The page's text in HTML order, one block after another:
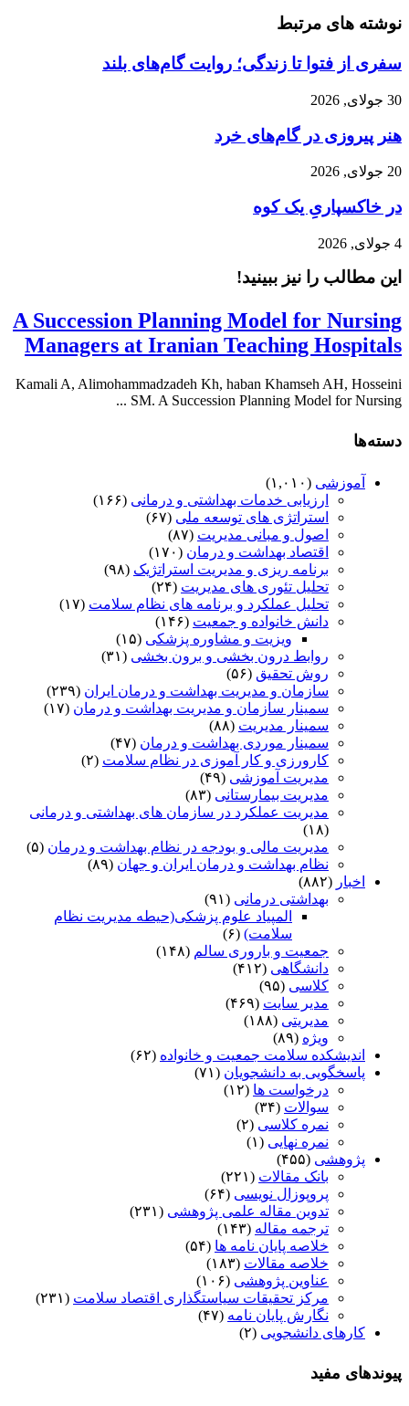
نوشته های مرتبط
سفری از فتوا تا زندگی؛ روایت گام‌های بلند
30 جولای, 2026
هنر پیروزی در گام‌های خرد
20 جولای, 2026
در خاکسپاریِ یک کوه
4 جولای, 2026
این مطالب را نیز ببینید!
A Succession Planning Model for Nursing
Managers at Iranian Teaching Hospitals
Kamali A, Alimohammadzadeh Kh, haban Khamseh AH, Hosseini
SM. A Succession Planning Model for Nursing ...
دسته‌ها
آموزشی (۱,۰۱۰)
ارزیابی خدمات بهداشتی و درمانی (۱۶۶)
استراتژی های توسعه ملی (۶۷)
اصول و مبانی مدیریت (۸۷)
اقتصاد بهداشت و درمان (۱۷۰)
برنامه ریزی و مدیریت استراتژیک (۹۸)
تحلیل تئوری های مدیریت (۲۴)
تحلیل عملکرد و برنامه های نظام سلامت (۱۷)
دانش خانواده و جمعیت (۱۴۶)
ویزیت و مشاوره پزشکی (۱۵)
روابط درون بخشی و برون بخشی (۳۱)
روش تحقیق (۵۶)
سازمان و مدیریت بهداشت و درمان ایران (۲۳۹)
سمینار سازمان و مدیریت بهداشت و درمان (۱۷)
سمینار مدیریت (۸۸)
سمینار موردی بهداشت و درمان (۴۷)
کارورزی و کار آموزی در نظام سلامت (۲)
مدیریت آموزشی (۴۹)
مدیریت بیمارستانی (۸۳)
مدیریت عملکرد در سازمان های بهداشتی و درمانی
(۱۸)
مدیریت مالی و بودجه در نظام بهداشت و درمان (۵)
نظام بهداشت و درمان ایران و جهان (۸۹)
اخبار (۸۸۲)
بهداشتی درمانی (۹۱)
المپیاد علوم پزشکی(حیطه مدیریت نظام
سلامت) (۶)
جمعیت و باروری سالم (۱۴۸)
دانشگاهی (۴۱۲)
کلاسی (۹۵)
مدیر سایت (۴۶۹)
مدیریتی (۱۸۸)
ویژه (۸۹)
اندیشکده سلامت جمعیت و خانواده (۶۲)
پاسخگویی به دانشجویان (۷۱)
درخواست ها (۱۲)
سوالات (۳۴)
نمره کلاسی (۲)
نمره نهایی (۱)
پژوهشی (۴۵۵)
بانک مقالات (۲۲۱)
پروپوزال نویسی (۶۴)
تدوین مقاله علمی پژوهشی (۲۳۱)
ترجمه مقاله (۱۴۳)
خلاصه پایان نامه ها (۵۴)
خلاصه مقالات (۱۸۳)
عناوین پژوهشی (۱۰۶)
مرکز تحقیقات سیاستگذاری اقتصاد سلامت (۲۳۱)
نگارش پایان نامه (۴۷)
کارهای دانشجویی (۲)
پیوندهای مفید